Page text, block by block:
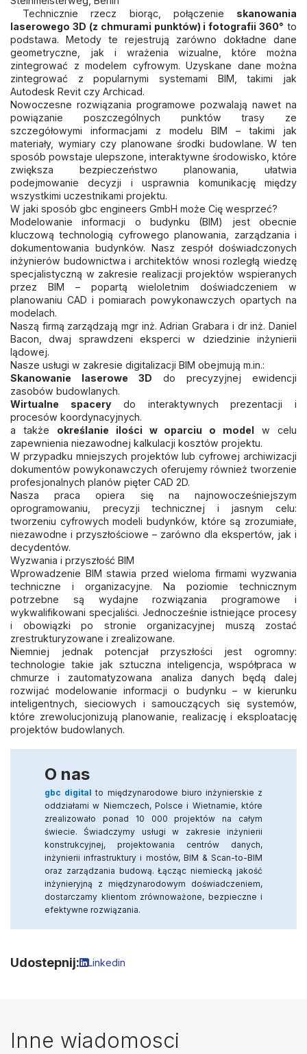
Technicznie rzecz biorąc, połączenie skanowania
laserowego 3D (z chmurami punktów) i fotografii 360° to
podstawa. Metody te rejestrują zarówno dokładne dane
geometryczne, jak i wrażenia wizualne, które można
zintegrować z modelem cyfrowym. Uzyskane dane można
zintegrować z popularnymi systemami BIM, takimi jak
Autodesk Revit czy Archicad.
Nowoczesne rozwiązania programowe pozwalają nawet na
powiązanie poszczególnych punktów trasy ze
szczegółowymi informacjami z modelu BIM – takimi jak
materiały, wymiary czy planowane środki budowlane. W ten
sposób powstaje ulepszone, interaktywne środowisko, które
zwiększa bezpieczeństwo planowania, ułatwia
podejmowanie decyzji i usprawnia komunikację między
wszystkimi uczestnikami projektu.
W jaki sposób gbc engineers GmbH może Cię wesprzeć?
Modelowanie informacji o budynku (BIM) jest obecnie
kluczową technologią cyfrowego planowania, zarządzania i
dokumentowania budynków. Nasz zespół doświadczonych
inżynierów budownictwa i architektów wnosi rozległą wiedzę
specjalistyczną w zakresie realizacji projektów wspieranych
przez BIM – popartą wieloletnim doświadczeniem w
planowaniu CAD i pomiarach powykonawczych opartych na
modelach.
Naszą firmą zarządzają mgr inż. Adrian Grabara i dr inż. Daniel
Bacon, dwaj sprawdzeni eksperci w dziedzinie inżynierii
lądowej.
Nasze usługi w zakresie digitalizacji BIM obejmują m.in.:
Skanowanie laserowe 3D do precyzyjnej ewidencji
zasobów budowlanych.
Wirtualne spacerydo interaktywnych prezentacji i
procesów koordynacyjnych.
a także określanie ilości w oparciu o model w celu
zapewnienia niezawodnej kalkulacji kosztów projektu.
W przypadku mniejszych projektów lub cyfrowej archiwizacji
dokumentów powykonawczych oferujemy również tworzenie
profesjonalnych planów pięter CAD 2D.
Nasza praca opiera się na najnowocześniejszym
oprogramowaniu, precyzji technicznej i jasnym celu:
tworzeniu cyfrowych modeli budynków, które są zrozumiałe,
niezawodne i przyszłościowe – zarówno dla ekspertów, jak i
decydentów.
Wyzwania i przyszłość BIM
Wprowadzenie BIM stawia przed wieloma firmami wyzwania
techniczne i organizacyjne. Na poziomie technicznym
potrzebne są wydajne rozwiązania programowe i
wykwalifikowani specjaliści. Jednocześnie istniejące procesy
i obowiązki po stronie organizacyjnej muszą zostać
zrestrukturyzowane i zrealizowane.
Niemniej jednak potencjał przyszłości jest ogromny:
technologie takie jak sztuczna inteligencja, współpraca w
chmurze i zautomatyzowana analiza danych będą dalej
rozwijać modelowanie informacji o budynku – w kierunku
inteligentnych, sieciowych i samouczących się systemów,
które zrewolucjonizują planowanie, realizację i eksploatację
projektów budowlanych.
O nas
gbc digital to międzynarodowe biuro inżynierskie z
oddziałami w Niemczech, Polsce i Wietnamie, które
zrealizowało ponad 10 000 projektów na całym
świecie. Świadczymy usługi w zakresie inżynierii
konstrukcyjnej, projektowania centrów danych,
inżynierii infrastruktury i mostów, BIM & Scan-to-BIM
oraz zarządzania budową. Łącząc niemiecką jakość
inżynieryjną z międzynarodowym doświadczeniem,
dostarczamy klientom zrównoważone, bezpieczne i
efektywne rozwiązania.
Udostepnij: Linkedin
Inne wiadomosci